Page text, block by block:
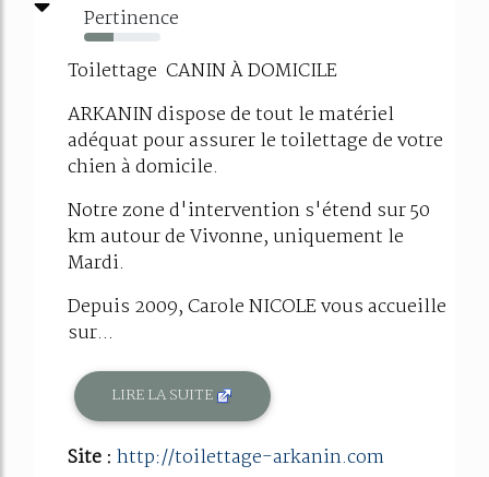
Pertinence
38%
Toilettage CANIN À DOMICILE
ARKANIN dispose de tout le matériel
adéquat pour assurer le toilettage de votre
chien à domicile.
Notre zone d'intervention s'étend sur 50
km autour de Vivonne, uniquement le
Mardi.
Depuis 2009, Carole NICOLE vous accueille
sur...
LIRE LA SUITE
Site : http://toilettage-arkanin.com